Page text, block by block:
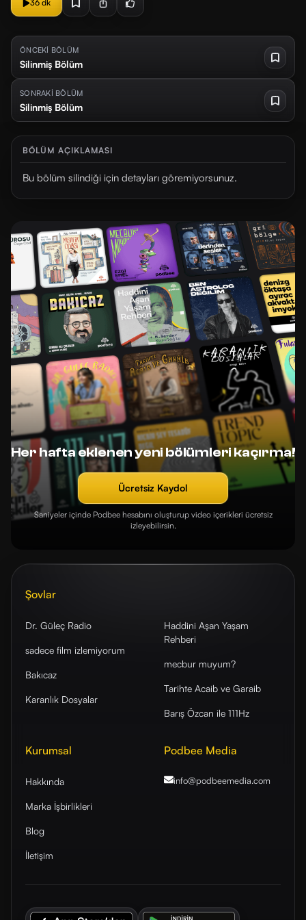
36 dk
ÖNCEKİ BÖLÜM
Silinmiş Bölüm
SONRAKİ BÖLÜM
Silinmiş Bölüm
BÖLÜM AÇIKLAMASI
Bu bölüm silindiği için detayları göremiyorsunuz.
Her hafta eklenen yeni bölümleri kaçırma!
Ücretsiz Kaydol
Saniyeler içinde Podbee hesabını oluşturup video içerikleri ücretsiz
izleyebilirsin.
Şovlar
Dr. Güleç Radio
sadece film izlemiyorum
Bakıcaz
Karanlık Dosyalar
Haddini Aşan Yaşam
Rehberi
mecbur muyum?
Tarihte Acaib ve Garaib
Barış Özcan ile 111Hz
Kurumsal
Hakkında
Marka İşbirlikleri
Blog
İletişim
Podbee Media
info@podbeemedia.com